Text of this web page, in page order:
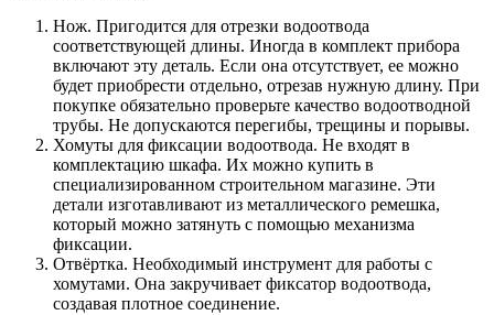
Нож. Пригодится для отрезки водоотвода
соответствующей длины. Иногда в комплект прибора
включают эту деталь. Если она отсутствует, ее можно
будет приобрести отдельно, отрезав нужную длину. При
покупке обязательно проверьте качество водоотводной
трубы. Не допускаются перегибы, трещины и порывы.
Хомуты для фиксации водоотвода. Не входят в
комплектацию шкафа. Их можно купить в
специализированном строительном магазине. Эти
детали изготавливают из металлического ремешка,
который можно затянуть с помощью механизма
фиксации.
Отвёртка. Необходимый инструмент для работы с
хомутами. Она закручивает фиксатор водоотвода,
создавая плотное соединение.